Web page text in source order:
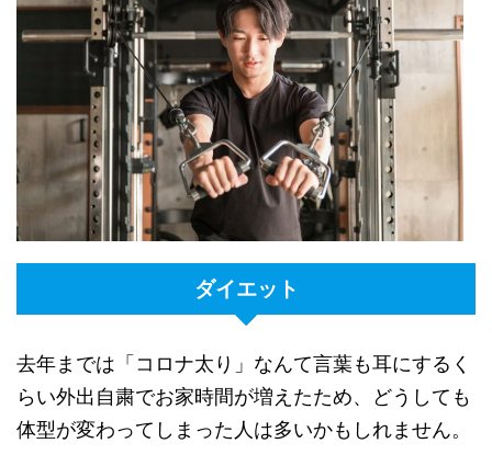
ダイエット
去年までは「コロナ太り」なんて言葉も耳にするく
らい外出自粛でお家時間が増えたため、どうしても
体型が変わってしまった人は多いかもしれません。